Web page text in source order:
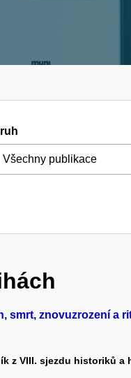
smrt, znovuzrození a
z VIII. sjezdu historiků a